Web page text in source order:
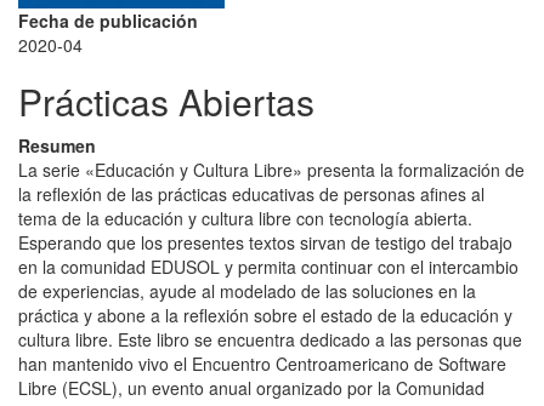
Fecha de publicación
2020-04
Prácticas Abiertas
Resumen
La serie «Educación y Cultura Libre» presenta la formalización de
la reflexión de las prácticas educativas de personas afines al
tema de la educación y cultura libre con tecnología abierta.
Esperando que los presentes textos sirvan de testigo del trabajo
en la comunidad EDUSOL y permita continuar con el intercambio
de experiencias, ayude al modelado de las soluciones en la
práctica y abone a la reflexión sobre el estado de la educación y
cultura libre. Este libro se encuentra dedicado a las personas que
han mantenido vivo el Encuentro Centroamericano de Software
Libre (ECSL), un evento anual organizado por la Comunidad